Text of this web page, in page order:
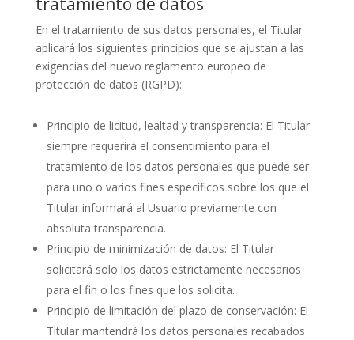
En el tratamiento de sus datos personales, el Titular
aplicará los siguientes principios que se ajustan a las
exigencias del nuevo reglamento europeo de
protección de datos (RGPD):
Principio de licitud, lealtad y transparencia: El Titular
siempre requerirá el consentimiento para el
tratamiento de los datos personales que puede ser
para uno o varios fines específicos sobre los que el
Titular informará al Usuario previamente con
absoluta transparencia.
Principio de minimización de datos: El Titular
solicitará solo los datos estrictamente necesarios
para el fin o los fines que los solicita.
Principio de limitación del plazo de conservación: El
Titular mantendrá los datos personales recabados